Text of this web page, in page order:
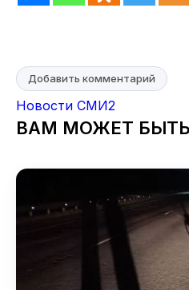
Добавить комментарий
Новости СМИ2
ВАМ МОЖЕТ